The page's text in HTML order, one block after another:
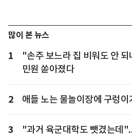
많이 본 뉴스
1
"손주 보느라 집 비워도 안
민원 쏟아졌다
2 애들 노는 물놀이장에 구렁
3
"과거 육군대학도 뺏겼는데